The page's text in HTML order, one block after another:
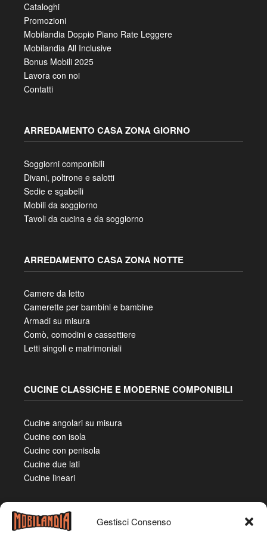
Gestisci Consenso
Cataloghi
Promozioni
Mobilandia Doppio Piano Rate Leggere
Mobilandia All Inclusive
Bonus Mobili 2025
Lavora con noi
Contatti
ARREDAMENTO CASA ZONA GIORNO
Soggiorni componibili
Divani, poltrone e salotti
Sedie e sgabelli
Mobili da soggiorno
Tavoli da cucina e da soggiorno
ARREDAMENTO CASA ZONA NOTTE
Camere da letto
Camerette per bambini e bambine
Armadi su misura
Comò, comodini e cassettiere
Letti singoli e matrimoniali
CUCINE CLASSICHE E MODERNE COMPONIBILI
Cucine angolari su misura
Cucine con isola
Cucine con penisola
Cucine due lati
Cucine lineari